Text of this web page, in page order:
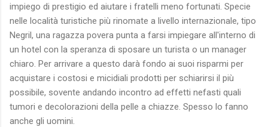
impiego di prestigio ed aiutare i fratelli meno fortunati. Specie
nelle località turistiche più rinomate a livello internazionale, tipo
Negril, una ragazza povera punta a farsi impiegare all'interno di
un hotel con la speranza di sposare un turista o un manager
chiaro. Per arrivare a questo darà fondo ai suoi risparmi per
acquistare i costosi e micidiali prodotti per schiarirsi il più
possibile, sovente andando incontro ad effetti nefasti quali
tumori e decolorazioni della pelle a chiazze. Spesso lo fanno
anche gli uomini.